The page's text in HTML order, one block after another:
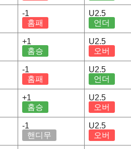
-1
홈패
U2.5
언더
+1
홈승
U2.5
오버
-1
홈패
U2.5
언더
+1
홈승
U2.5
오버
-1
핸디무
U2.5
오버